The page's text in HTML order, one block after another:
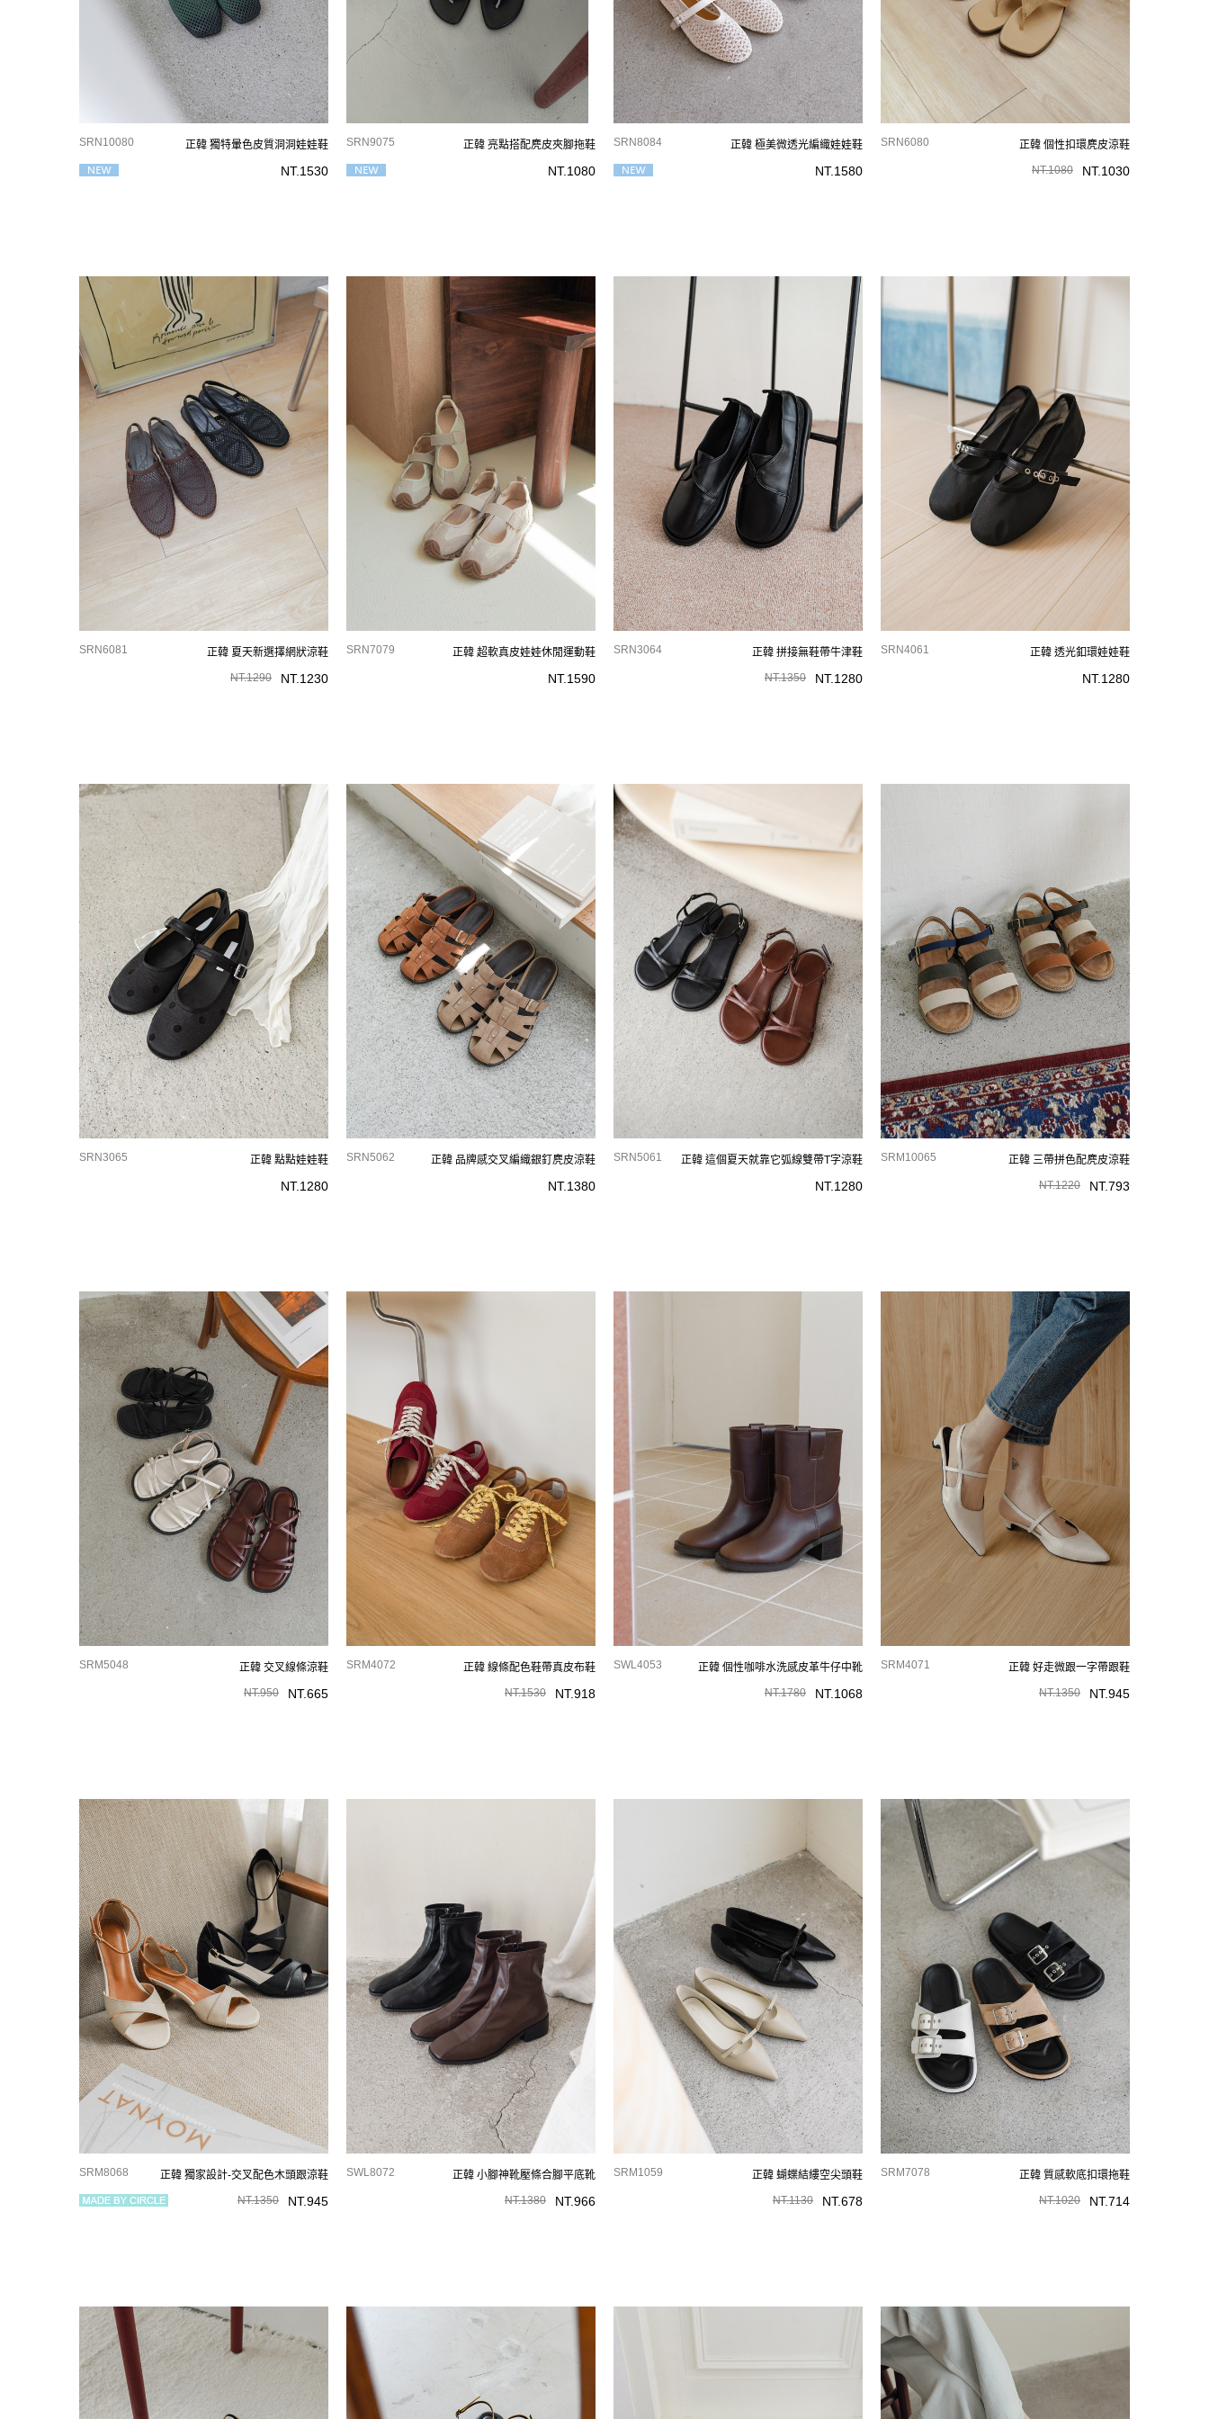
正韓 獨特暈色皮質洞洞娃娃鞋
SRN10080
NT.1530
正韓 亮點搭配麂皮夾腳拖鞋
SRN9075
NT.1080
正韓 極美微透光編織娃娃鞋
SRN8084
NT.1580
正韓 個性扣環麂皮涼鞋
SRN6080
NT.1030
NT.1080
正韓 夏天新選擇網狀涼鞋
SRN6081
NT.1230
NT.1290
正韓 超軟真皮娃娃休閒運動鞋
SRN7079
NT.1590
正韓 拼接無鞋帶牛津鞋
SRN3064
NT.1280
NT.1350
正韓 透光釦環娃娃鞋
SRN4061
NT.1280
正韓 點點娃娃鞋
SRN3065
NT.1280
正韓 品牌感交叉編織銀釘麂皮涼鞋
SRN5062
NT.1380
正韓 這個夏天就靠它弧線雙帶T字涼鞋
SRN5061
NT.1280
正韓 三帶拼色配麂皮涼鞋
SRM10065
NT.793
NT.1220
正韓 交叉線條涼鞋
SRM5048
NT.665
NT.950
正韓 線條配色鞋帶真皮布鞋
SRM4072
NT.918
NT.1530
正韓 個性咖啡水洗感皮革牛仔中靴
SWL4053
NT.1068
NT.1780
正韓 好走微跟一字帶跟鞋
SRM4071
NT.945
NT.1350
正韓 獨家設計-交叉配色木頭跟涼鞋
SRM8068
NT.945
NT.1350
正韓 小腳神靴壓條合腳平底靴
SWL8072
NT.966
NT.1380
正韓 蝴蝶結縷空尖頭鞋
SRM1059
NT.678
NT.1130
正韓 質感軟底扣環拖鞋
SRM7078
NT.714
NT.1020